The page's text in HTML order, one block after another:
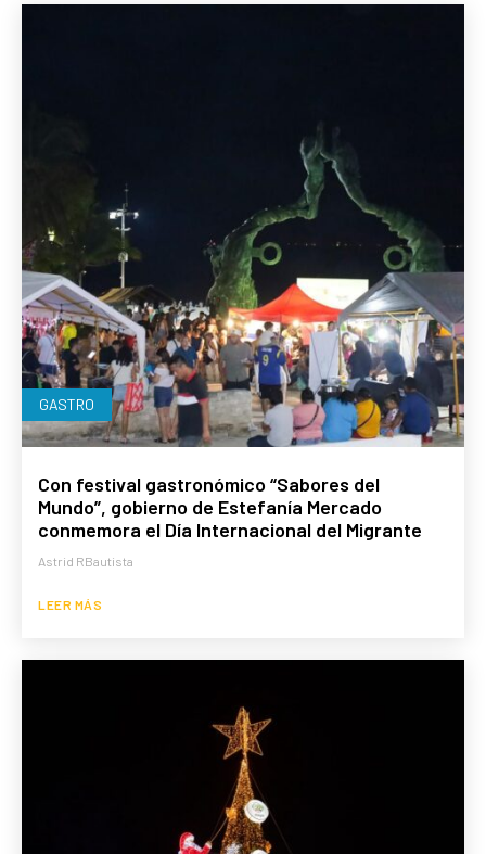
GASTRO
Con festival gastronómico “Sabores del
Mundo”, gobierno de Estefanía Mercado
conmemora el Día Internacional del Migrante
Astrid RBautista
LEER MÁS